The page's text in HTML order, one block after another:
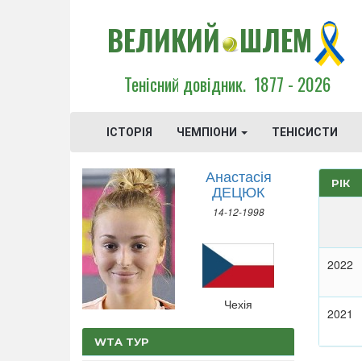
ВЕЛИКИЙ ШЛЕМ
Тенісний довідник. 1877 - 2026
ІСТОРІЯ ЧЕМПІОНИ ТЕНІСИСТИ
Анастасія
ДЕЦЮК
14-12-1998
Чехія
WTA ТУР
РІК
2022
2021